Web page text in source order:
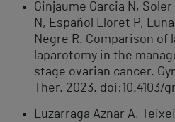
Ginjaume Garcia N,
N, Español Lloret P,
Negre R. Comparison of
laparotomy in the
stage ovarian cancer.
Ther. 2023. doi:10.4103/
Luzarraga Aznar A,